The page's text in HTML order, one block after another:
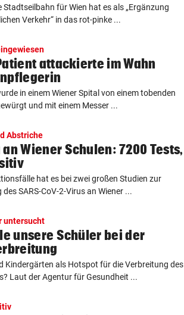
Stadtseilbahn für Wien hat es als „Ergänzung
Verkehr“ in das rot-pinke ...
attackierte im Wahn
in einem Wiener Spital von einem tobenden
und mit einem Messer ...
Abstriche
Wiener Schulen: 7200 Tests,
hat es bei zwei großen Studien zur
SARS-CoV-2-Virus an Wiener ...
untersucht
unsere Schüler bei der
Kindergärten als Hotspot für die Verbreitung des
Laut der Agentur für Gesundheit ...